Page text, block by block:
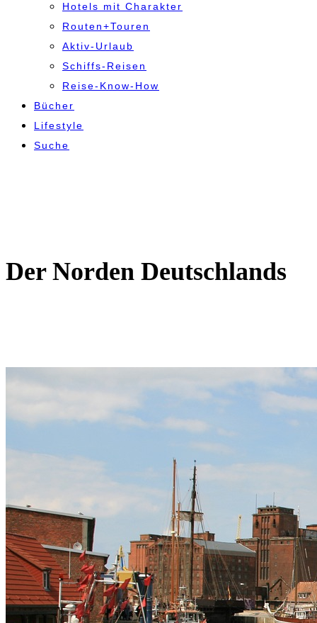
Hotels mit Charakter
Routen+Touren
Aktiv-Urlaub
Schiffs-Reisen
Reise-Know-How
Bücher
Lifestyle
Suche
Der Norden Deutschlands